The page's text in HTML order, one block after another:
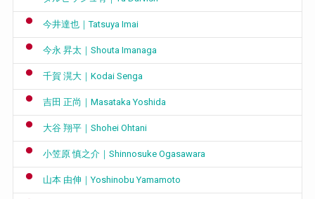
今井達也｜Tatsuya Imai
今永 昇太｜Shouta Imanaga
千賀 滉大｜Kodai Senga
吉田 正尚｜Masataka Yoshida
大谷 翔平｜Shohei Ohtani
小笠原 慎之介｜Shinnosuke Ogasawara
山本 由伸｜Yoshinobu Yamamoto